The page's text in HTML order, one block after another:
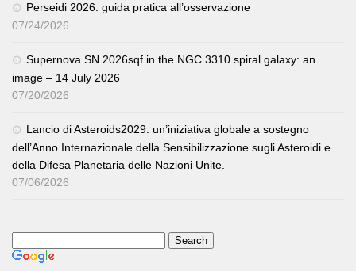
Perseidi 2026: guida pratica all’osservazione
07/24/2026
Supernova SN 2026sqf in the NGC 3310 spiral galaxy: an
image – 14 July 2026
07/20/2026
Lancio di Asteroids2029: un’iniziativa globale a sostegno
dell’Anno Internazionale della Sensibilizzazione sugli Asteroidi e
della Difesa Planetaria delle Nazioni Unite.
07/06/2026